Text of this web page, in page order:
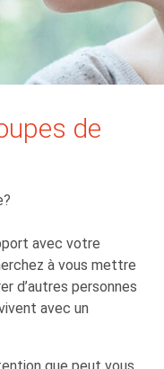
de
avec votre
à vous mettre
d’autres personnes
avec un